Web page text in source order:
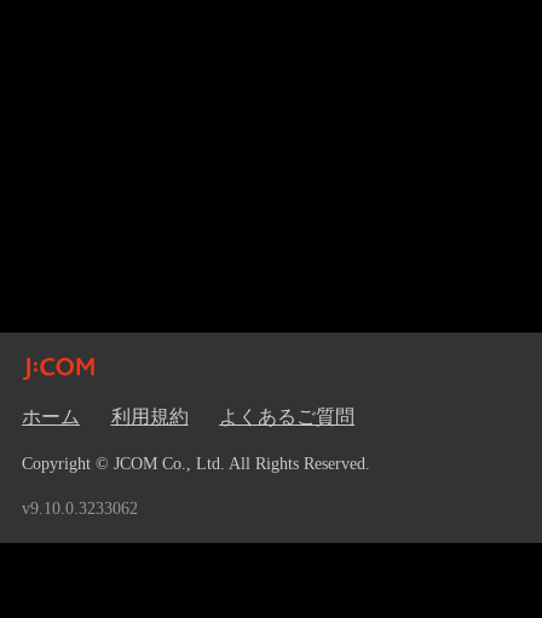
ホーム 利用規約 よくあるご質問
Copyright © JCOM Co., Ltd. All Rights Reserved.
v9.10.0.3233062